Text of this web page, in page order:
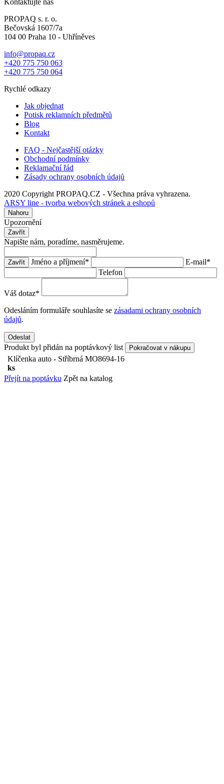
Kontaktujte nás
PROPAQ s. r. o.
Bečovská 1607/7a
104 00 Praha 10 - Uhříněves
info@propaq.cz
+420 775 750 063
+420 775 750 064
Rychlé odkazy
Jak objednat
Potisk reklamních předmětů
Blog
Kontakt
FAQ - Nejčastější otázky
Obchodní podmínky
Reklamační řád
Zásady ochrany osobních údajů
2020 Copyright PROPAQ.CZ - Všechna práva vyhrazena.
ARSY line - tvorba webových stránek a eshopů
Nahoru
Upozornění
Zavřít
Napište nám, poradíme, nasměrujeme.
Zavřít Jméno a příjmení* E-mail*
Telefon
Váš dotaz*
Odesláním formuláře souhlasíte se zásadami ochrany osobních
údajů.
Odeslat
Produkt byl přidán na poptávkový list Pokračovat v nákupu
Klíčenka auto - Stříbrná MO8694-16
ks
Přejít na poptávku Zpět na katalog